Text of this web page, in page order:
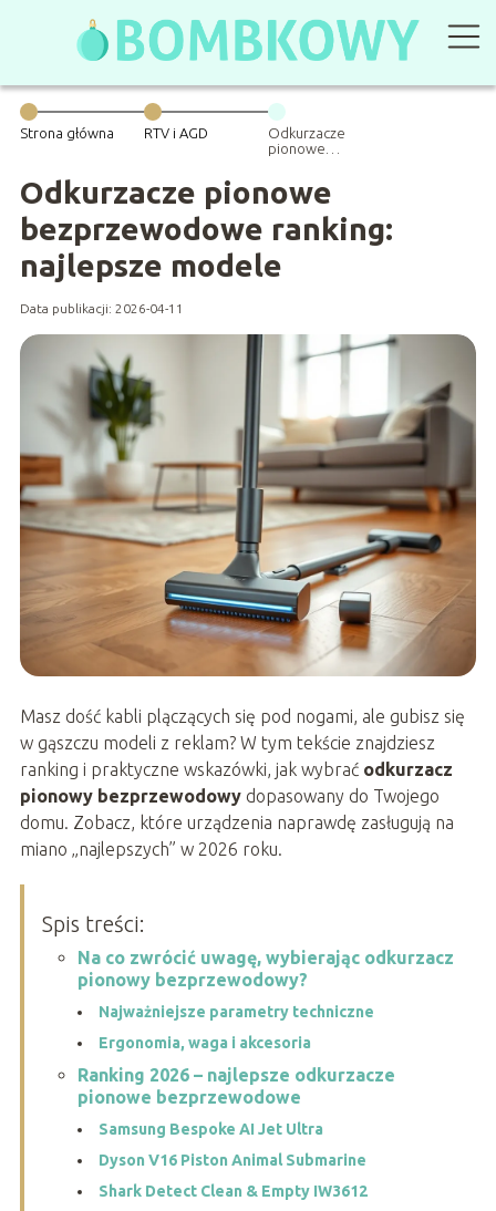
Strona główna RTV i AGD
Odkurzacze
pionowe
najlepsze
Odkurzacze pionowe
bezprzewodowe ranking:
najlepsze modele
Data publikacji: 2026-04-11
Masz dość kabli plączących się pod nogami, ale gubisz się
w gąszczu modeli z reklam? W tym tekście znajdziesz
ranking i praktyczne wskazówki, jak wybrać odkurzacz
pionowy bezprzewodowydopasowany do Twojego
domu. Zobacz, które urządzenia naprawdę zasługują na
miano „najlepszych” w 2026 roku.
Spis treści:
Na co zwrócić uwagę, wybierając odkurzacz
pionowy bezprzewodowy?
Najważniejsze parametry techniczne
Ergonomia, waga i akcesoria
Ranking 2026 – najlepsze odkurzacze
pionowe bezprzewodowe
Samsung Bespoke AI Jet Ultra
Dyson V16 Piston Animal Submarine
Shark Detect Clean & Empty IW3612